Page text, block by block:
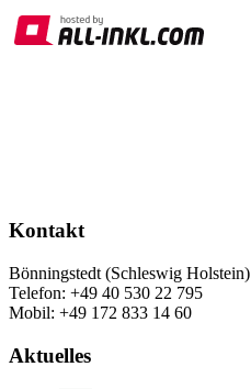
Kontakt
Bönningstedt (Schleswig Holstein)
Telefon: +49 40 530 22 795
Mobil: +49 172 833 14 60
Aktuelles